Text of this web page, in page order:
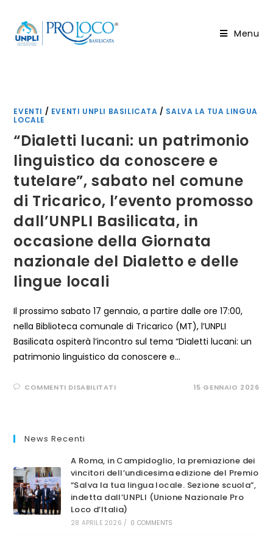
contenuto
Menu
EVENTI / EVENTI UNPLI BASILICATA / SALVA LA TUA LINGUA
LOCALE
“Dialetti lucani: un patrimonio
linguistico da conoscere e
tutelare”, sabato nel comune
di Tricarico, l’evento promosso
dall’UNPLI Basilicata, in
occasione della Giornata
nazionale del Dialetto e delle
lingue locali
Il prossimo sabato 17 gennaio, a partire dalle ore 17:00,
nella Biblioteca comunale di Tricarico (MT), l’UNPLI
Basilicata ospiterà l’incontro sul tema “Dialetti lucani: un
patrimonio linguistico da conoscere e…
COMMENTI DISABILITATISU
TUTELARE”,
SABATO
NEL
COMUNE
DI
TRICARICO,
L’EVENTO
PROMOSSO
DALL’UNPLI
BASILICATA,
15 GENNAIO 2026
News Recenti
A Roma, in Campidoglio, la premiazione dei
vincitori dell’undicesima edizione del Premio
“Salva la tua lingua locale. Sezione scuola”,
indetta dall’UNPLI (Unione Nazionale Pro
Loco d’Italia)
28 APRILE 2026 / 0 COMMENTS